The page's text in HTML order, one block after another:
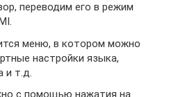
переводим его в режим
меню, в котором можно
настройки языка,
и т.д.
с помощью нажатия на